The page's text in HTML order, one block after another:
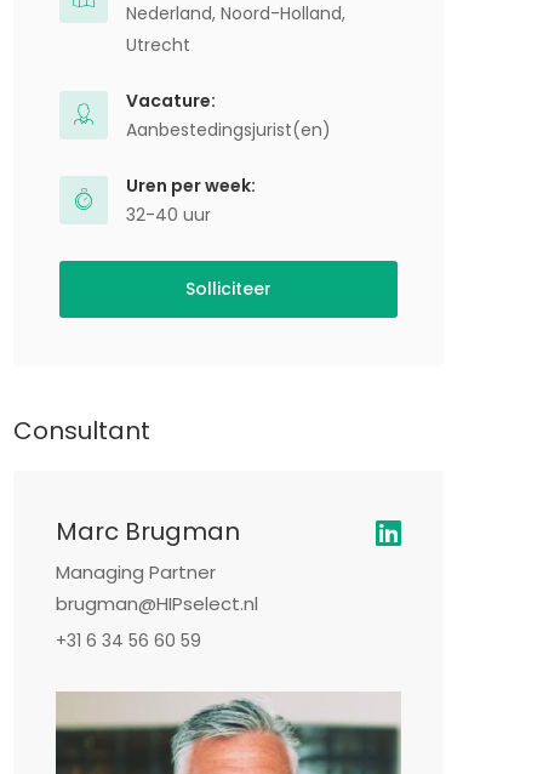
Nederland, Noord-Holland,
Utrecht
Vacature:
Aanbestedingsjurist(en)
Uren per week:
32-40 uur
Solliciteer
Consultant
Marc Brugman
Managing Partner
brugman@HIPselect.nl
+31 6 34 56 60 59